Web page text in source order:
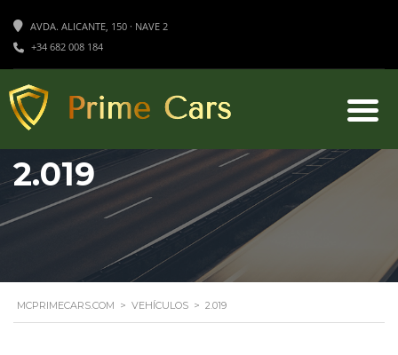
AVDA. ALICANTE, 150 · NAVE 2
+34 682 008 184
2.019
MCPRIMECARS.COM > VEHÍCULOS > 2.019